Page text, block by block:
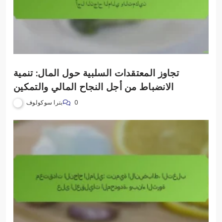
تجاوز المعتقدات السلبية حول المال: تنمية
الانضباط من أجل النجاح المالي والتمكين
بترا سوكولوف 0